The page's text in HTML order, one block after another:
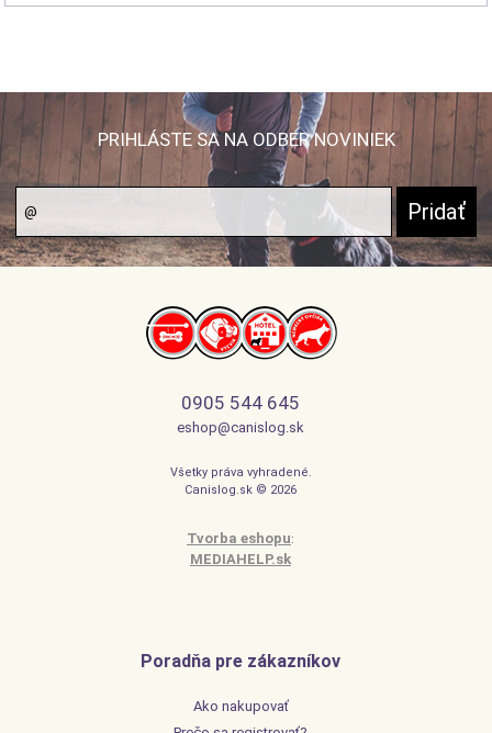
PRIHLÁSTE SA NA ODBER NOVINIEK
0905 544 645
eshop@canislog.sk
Všetky práva vyhradené.
Canislog.sk © 2026
Tvorba eshopu:
MEDIAHELP.sk
Poradňa pre zákazníkov
Ako nakupovať